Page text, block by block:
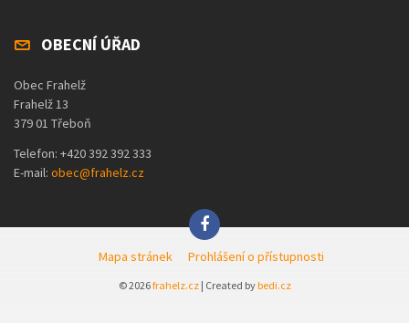
OBECNÍ ÚŘAD
Obec Frahelž
Frahelž 13
379 01 Třeboň
Telefon: +420 392 392 333
E-mail: obec@frahelz.cz
Mapa stránek Prohlášení o přístupnosti
© 2026frahelz.cz| Created bybedi.cz